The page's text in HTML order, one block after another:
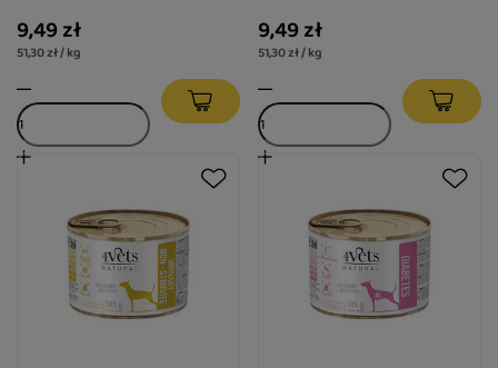
9,49 zł
51,30 zł / kg
9,49 zł
51,30 zł / kg